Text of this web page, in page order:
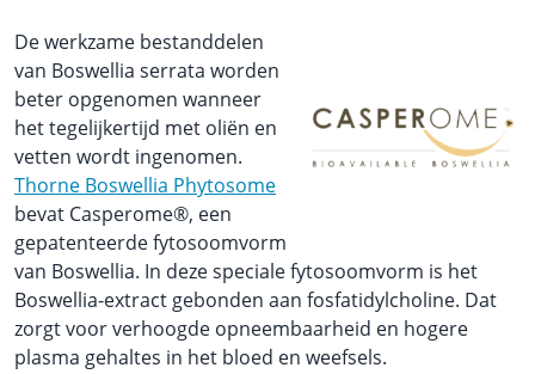
De werkzame bestanddelen
van Boswellia serrata worden
beter opgenomen wanneer
het tegelijkertijd met oliën en
vetten wordt ingenomen.
Thorne Boswellia Phytosome
bevat Casperome®, een
gepatenteerde fytosoomvorm
van Boswellia. In deze speciale fytosoomvorm is het
Boswellia-extract gebonden aan fosfatidylcholine. Dat
zorgt voor verhoogde opneembaarheid en hogere
plasma gehaltes in het bloed en weefsels.